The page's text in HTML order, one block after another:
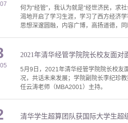
何为“经管”，我认为就是“经世济民，求
渴地开启了学习生涯，学习了西方经济
思想深邃圆融，内容广博，高扬道德，
2021年清华经管学院院长校友面对
5月9日，2021年清华经管学院院长校友
况，共话未来发展；学院副院长李纪珍
任云涛老师（MBA2001）主持。
清华学生超算团队获国际大学生超